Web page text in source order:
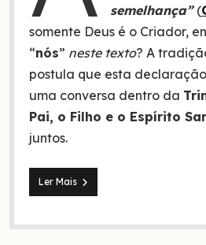
semelhança” (
somente Deus é o Criador,
“nós” neste texto? A
postula que esta
uma conversa dentro da
Pai, o Filho e o Espírito
juntos.
Ler MaisQuem
é
“nós”